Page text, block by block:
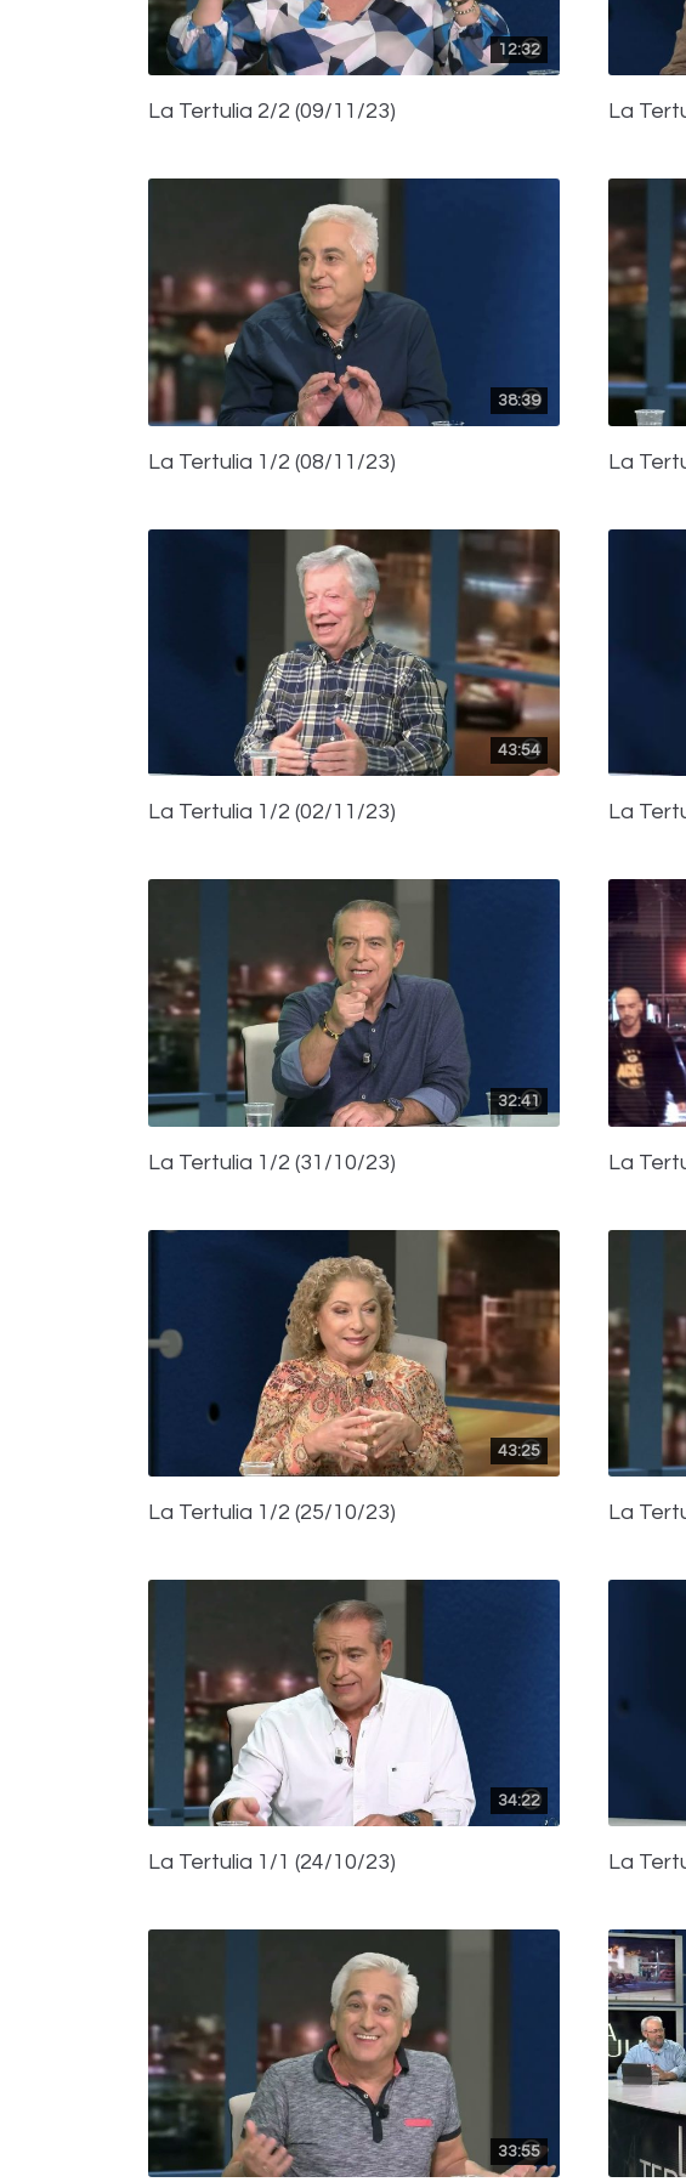
12:32
La Tertulia 2/2 (09/11/23) La
38:39
La Tertulia 1/2 (08/11/23) La
43:54
La Tertulia 1/2 (02/11/23) La
32:41
La Tertulia 1/2 (31/10/23) La
43:25
La Tertulia 1/2 (25/10/23) La
34:22
La Tertulia 1/1 (24/10/23) La
33:55